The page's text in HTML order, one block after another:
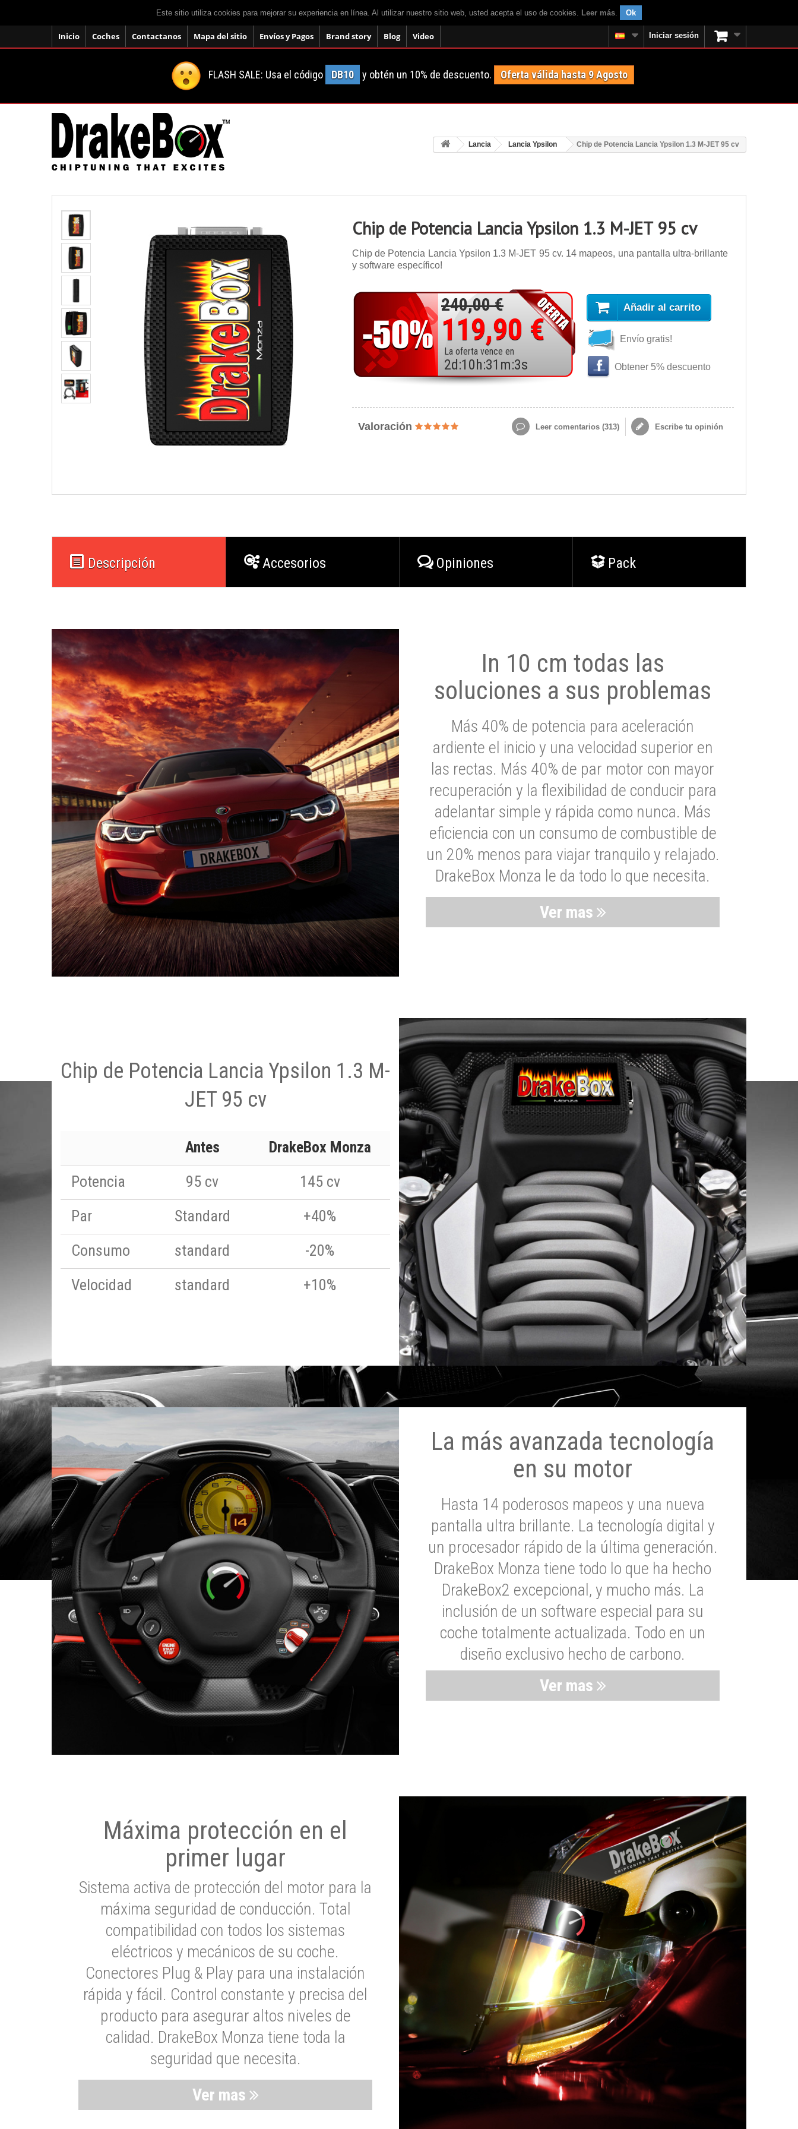
Este sitio utiliza cookies para mejorar su experiencia en línea. Al utilizar nuestro sitio web, usted acepta el uso de cookies. Leer más. Ok
Inicio Coches Contactanos Mapa del sitio Envíos y Pagos Brand story Blog Video Iniciar sesión
FLASH SALE: Usa el código DB10 y obtén un 10% de descuento. Oferta válida hasta 9 Agosto
Lancia Lancia Ypsilon Chip de Potencia Lancia Ypsilon 1.3 M-JET 95 cv
Chip de Potencia Lancia Ypsilon 1.3 M-JET 95 cv
Chip de Potencia Lancia Ypsilon 1.3 M-JET 95 cv. 14 mapeos, una pantalla ultra-brillante
y software específico!
240,00 €
119,90 €
La oferta vence en
2d :10 h:31 m:1s
Añadir al carrito
Envío gratis!
Obtener 5% descuento
Valoración Leer comentarios (313) Escribe tu opinión
Descripción Accesorios Opiniones Pack
In 10 cm todas las
soluciones a sus problemas
Más 40% de potencia para aceleración
ardiente el inicio y una velocidad superior en
las rectas. Más 40% de par motor con mayor
recuperación y la flexibilidad de conducir para
adelantar simple y rápida como nunca. Más
eficiencia con un consumo de combustible de
un 20% menos para viajar tranquilo y relajado.
DrakeBox Monza le da todo lo que necesita.
Ver mas
Chip de Potencia Lancia Ypsilon 1.3 M-
JET 95 cv
Antes
DrakeBox Monza
Potencia
95 cv
145 cv
Par
Standard
+40%
Consumo
standard
-20%
Velocidad
standard +10%
La más avanzada tecnología
en su motor
Hasta 14 poderosos mapeos y una nueva
pantalla ultra brillante. La tecnología digital y
un procesador rápido de la última generación.
DrakeBox Monza tiene todo lo que ha hecho
DrakeBox2 excepcional, y mucho más. La
inclusión de un software especial para su
coche totalmente actualizada. Todo en un
diseño exclusivo hecho de carbono.
Ver mas
Máxima protección en el
primer lugar
Sistema activa de protección del motor para la
máxima seguridad de conducción. Total
compatibilidad con todos los sistemas
eléctricos y mecánicos de su coche.
Conectores Plug & Play para una instalación
rápida y fácil. Control constante y precisa del
producto para asegurar altos niveles de
calidad. DrakeBox Monza tiene toda la
seguridad que necesita.
Ver mas